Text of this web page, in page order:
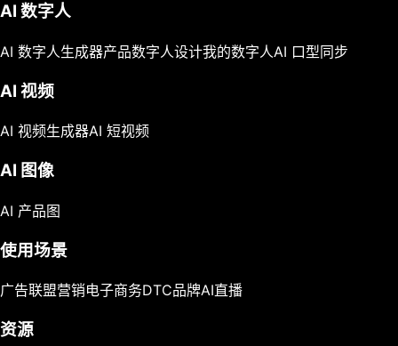
AI 数字人
AI 数字人生成器产品数字人设计我的数字人AI 口型同步
AI 视频
AI 视频生成器AI 短视频
AI 图像
AI 产品图
使用场景
广告联盟营销电子商务DTC品牌AI直播
资源